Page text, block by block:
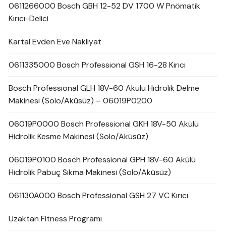
0611266000 Bosch GBH 12-52 DV 1700 W Pnömatik
Kırıcı-Delici
Kartal Evden Eve Nakliyat
0611335000 Bosch Professional GSH 16-28 Kırıcı
Bosch Professional GLH 18V-60 Akülü Hidrolik Delme
Makinesi (Solo/Aküsüz) – 06019P0200
06019P0000 Bosch Professional GKH 18V-50 Akülü
Hidrolik Kesme Makinesi (Solo/Aküsüz)
06019P0100 Bosch Professional GPH 18V-60 Akülü
Hidrolik Pabuç Sıkma Makinesi (Solo/Aküsüz)
061130A000 Bosch Professional GSH 27 VC Kırıcı
Uzaktan Fitness Programı